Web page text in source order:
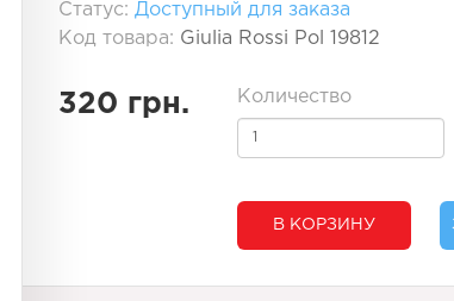
Статус: Доступный для заказа
Код товара: Giulia Rossi Pol 19812
320 грн. Количество
В КОРЗИНУ